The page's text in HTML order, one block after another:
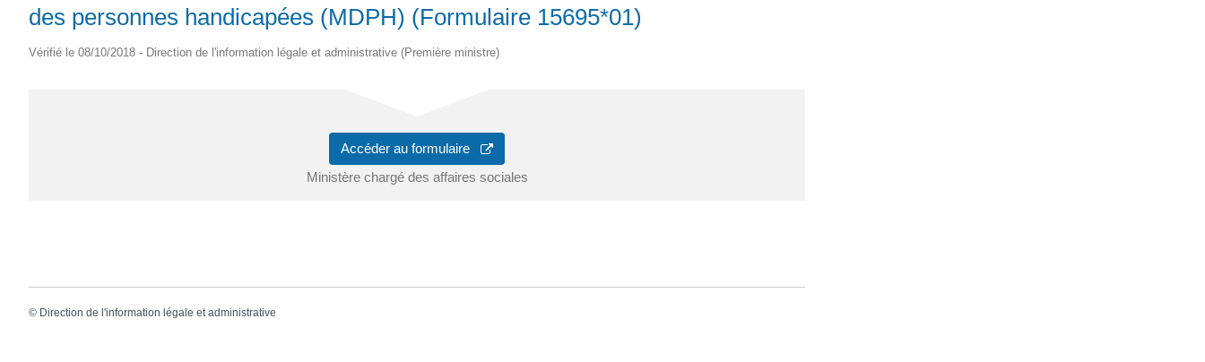
des personnes handicapées (MDPH) (Formulaire 15695*01)
Vérifié le 08/10/2018 - Direction de l'information légale et administrative (Première ministre)
Accéder au formulaire
Ministère chargé des affaires sociales
© Direction de l'information légale et administrative